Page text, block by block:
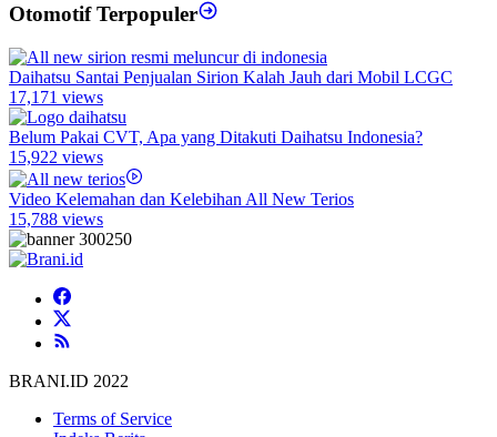
Otomotif Terpopuler
Daihatsu Santai Penjualan Sirion Kalah Jauh dari Mobil LCGC
17,171 views
Belum Pakai CVT, Apa yang Ditakuti Daihatsu Indonesia?
15,922 views
Video Kelemahan dan Kelebihan All New Terios
15,788 views
BRANI.ID 2022
Terms of Service